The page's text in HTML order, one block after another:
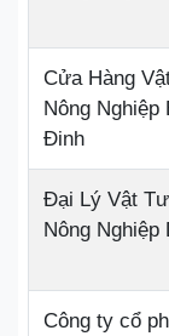
Cửa Hàng
Nông Nghiệp
Đinh
Đại Lý Vật Tư
Nông Nghiệp
Công ty cổ